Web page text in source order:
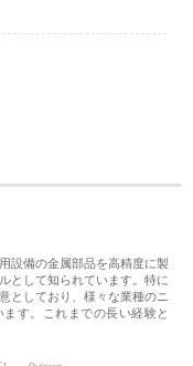
設備の金属部品を高精度に製
として知られています。特に
としており、様々な業種のニ
す。これまでの長い経験と